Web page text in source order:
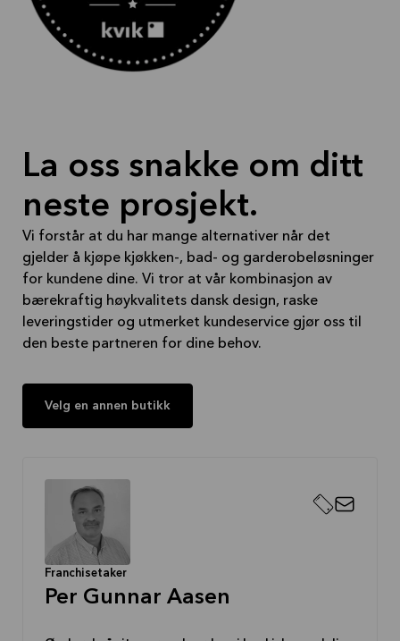
La oss snakke om ditt
neste prosjekt.
Vi forstår at du har mange alternativer når det
gjelder å kjøpe kjøkken-, bad- og garderobeløsninger
for kundene dine. Vi tror at vår kombinasjon av
bærekraftig høykvalitets dansk design, raske
leveringstider og utmerket kundeservice gjør oss til
den beste partneren for dine behov.
Velg en annen butikk
Franchisetaker
Per Gunnar Aasen